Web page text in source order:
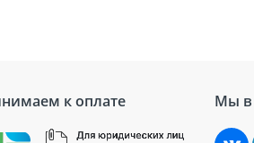
к оплате Мы в